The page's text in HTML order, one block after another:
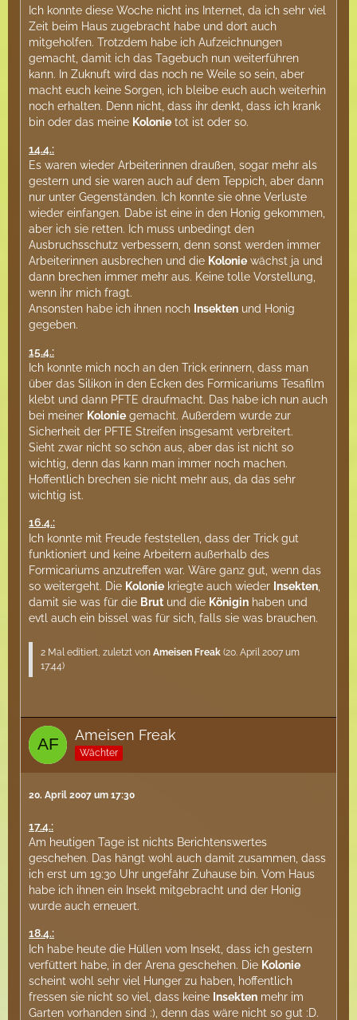
Ich konnte diese Woche nicht ins Internet, da ich sehr viel
Zeit beim Haus zugebracht habe und dort auch
mitgeholfen. Trotzdem habe ich Aufzeichnungen
gemacht, damit ich das Tagebuch nun weiterführen
kann. In Zuknuft wird das noch ne Weile so sein, aber
macht euch keine Sorgen, ich bleibe euch auch weiterhin
noch erhalten. Denn nicht, dass ihr denkt, dass ich krank
bin oder das meine Kolonie tot ist oder so.
14.4.:
Es waren wieder Arbeiterinnen draußen, sogar mehr als
gestern und sie waren auch auf dem Teppich, aber dann
nur unter Gegenständen. Ich konnte sie ohne Verluste
wieder einfangen. Dabe ist eine in den Honig gekommen,
aber ich sie retten. Ich muss unbedingt den
Ausbruchsschutz verbessern, denn sonst werden immer
Arbeiterinnen ausbrechen und die Kolonie wächst ja und
dann brechen immer mehr aus. Keine tolle Vorstellung,
wenn ihr mich fragt.
Ansonsten habe ich ihnen noch Insekten und Honig
gegeben.
15.4.:
Ich konnte mich noch an den Trick erinnern, dass man
über das Silikon in den Ecken des Formicariums Tesafilm
klebt und dann PFTE draufmacht. Das habe ich nun auch
bei meiner Kolonie gemacht. Außerdem wurde zur
Sicherheit der PFTE Streifen insgesamt verbreitert.
Sieht zwar nicht so schön aus, aber das ist nicht so
wichtig, denn das kann man immer noch machen.
Hoffentlich brechen sie nicht mehr aus, da das sehr
wichtig ist.
16.4.:
Ich konnte mit Freude feststellen, dass der Trick gut
funktioniert und keine Arbeitern außerhalb des
Formicariums anzutreffen war. Wäre ganz gut, wenn das
so weitergeht. Die Kolonie kriegte auch wieder Insekten,
damit sie was für die Brut und die Königin haben und
evtl auch ein bissel was für sich, falls sie was brauchen.
2 Mal editiert, zuletzt von Ameisen Freak (20. April 2007 um
17:44)
Ameisen Freak
Wächter
20. April 2007 um 17:30
17.4.:
Am heutigen Tage ist nichts Berichtenswertes
geschehen. Das hängt wohl auch damit zusammen, dass
ich erst um 19:30 Uhr ungefähr Zuhause bin. Vom Haus
habe ich ihnen ein Insekt mitgebracht und der Honig
wurde auch erneuert.
18.4.:
Ich habe heute die Hüllen vom Insekt, dass ich gestern
verfüttert habe, in der Arena geschehen. Die Kolonie
scheint wohl sehr viel Hunger zu haben, hoffentlich
fressen sie nicht so viel, dass keine Insekten mehr im
Garten vorhanden sind :), denn das wäre nicht so gut :D.